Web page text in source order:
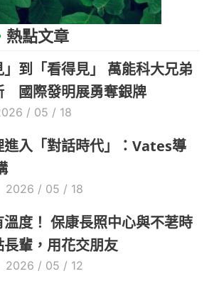
熱點文章
到「看得見」 萬能科大兄弟
國際發明展勇奪銀牌
/ 05 / 18
進入「對話時代」：Vates導
2026 / 05 / 18
度！ 保康長照中心與不荖時
輩，用花交朋友
2026 / 05 / 12